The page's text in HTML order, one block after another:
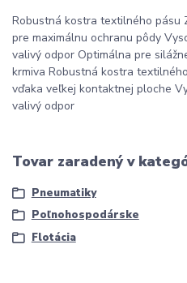
Robustná kostra textilného pásu
pre maximálnu ochranu pôdy
valivý odpor Optimálna pre
krmiva Robustná kostra
vďaka veľkej kontaktnej ploche
valivý odpor
Tovar zaradený v
Pneumatiky
Poľnohospodárske
Flotácia